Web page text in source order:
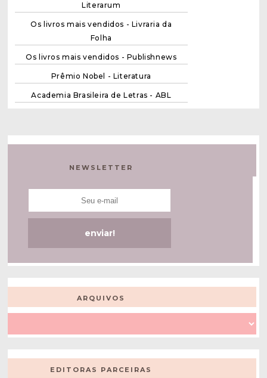
Literarum
Os livros mais vendidos - Livraria da
Folha
Os livros mais vendidos - Publishnews
Prêmio Nobel - Literatura
Academia Brasileira de Letras - ABL
NEWSLETTER
ARQUIVOS
EDITORAS PARCEIRAS